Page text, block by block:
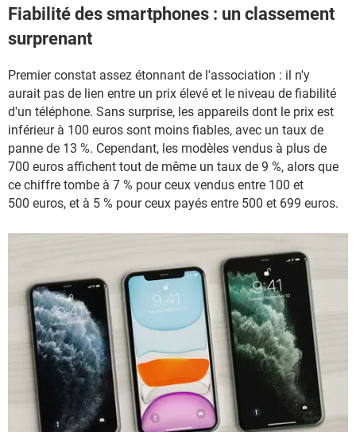
Fiabilité des smartphones : un classement
surprenant
Premier constat assez étonnant de l'association : il n'y
aurait pas de lien entre un prix élevé et le niveau de fiabilité
d'un téléphone. Sans surprise, les appareils dont le prix est
inférieur à 100 euros sont moins fiables, avec un taux de
panne de 13 %. Cependant, les modèles vendus à plus de
700 euros affichent tout de même un taux de 9 %, alors que
ce chiffre tombe à 7 % pour ceux vendus entre 100 et
500 euros, et à 5 % pour ceux payés entre 500 et 699 euros.